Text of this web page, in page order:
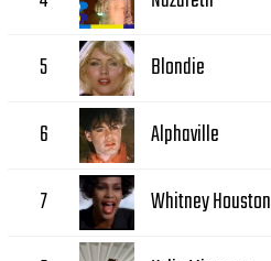
5 Blondie
6 Alphaville
7 Whitney Houston